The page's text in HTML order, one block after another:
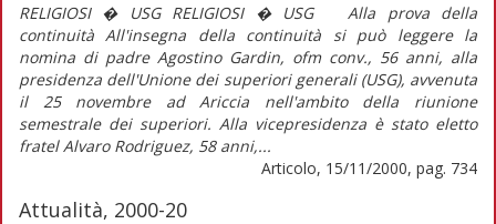
RELIGIOSI � USG RELIGIOSI � USG Alla prova della
continuità All'insegna della continuità si può leggere la
nomina di padre Agostino Gardin, ofm conv., 56 anni, alla
presidenza dell'Unione dei superiori generali (USG), avvenuta
il 25 novembre ad Ariccia nell'ambito della riunione
semestrale dei superiori. Alla vicepresidenza è stato eletto
fratel Alvaro Rodriguez, 58 anni,...
Articolo, 15/11/2000, pag. 734
Attualità, 2000-20